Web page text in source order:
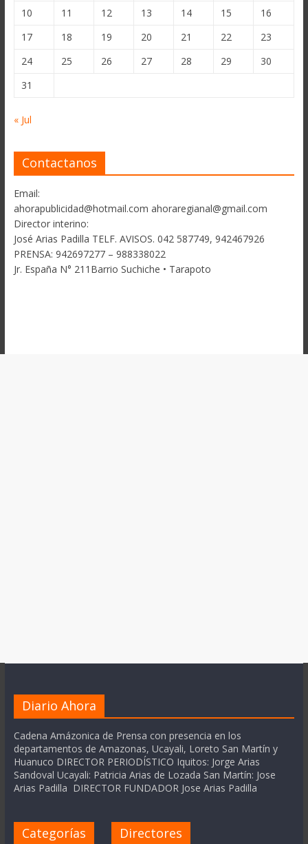
10
11 12 13 14 15
16
17
18 19 20 21 22
23
24
25 26 27 28 29
30
31
« Jul
Contactanos
Email:
ahorapublicidad@hotmail.com ahoraregianal@gmail.com
Director interino:
José Arias Padilla TELF. AVISOS. 042 587749, 942467926
PRENSA: 942697277 – 988338022
Jr. España N° 211Barrio Suchiche • Tarapoto
Diario Ahora
Cadena Amázonica de Prensa con presencia en los
departamentos de Amazonas, Ucayali, Loreto San Martín y
Huanuco DIRECTOR PERIODÍSTICO Iquitos: Jorge Arias
Sandoval Ucayali: Patricia Arias de Lozada San Martín: Jose
Arias Padilla DIRECTOR FUNDADOR Jose Arias Padilla
Categorías Directores